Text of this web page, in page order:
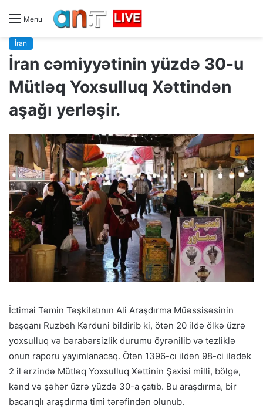
Menu
İran
İran cəmiyyətinin yüzdə 30-u
Mütləq Yoxsulluq Xəttindən
aşağı yerləşir.
İctimai Təmin Təşkilatının Ali Araşdırma Müəssisəsinin
başqanı Ruzbeh Kərduni bildirib ki, ötən 20 ildə ölkə üzrə
yoxsulluq və bərabərsizlik durumu öyrənilib və tezliklə
onun raporu yayımlanacaq. Ötən 1396-cı ildən 98-ci ilədək
2 il ərzində Mütləq Yoxsulluq Xəttinin Şaxisi milli, bölgə,
kənd və şəhər üzrə yüzdə 30-a çatıb. Bu araşdırma, bir
bacarıqlı araşdırma timi tərəfindən olunub.